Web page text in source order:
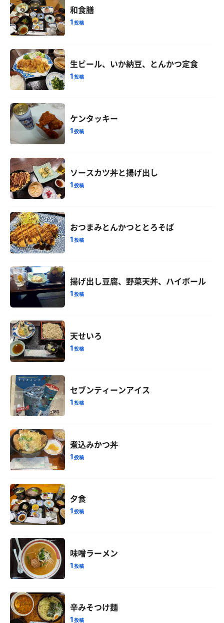
和食膳
1投稿
生ビール、いか納豆、とんかつ定食
1投稿
ケンタッキー
1投稿
ソースカツ丼と揚げ出し
1投稿
おつまみとんかつととろそば
1投稿
揚げ出し豆腐、野菜天丼、ハイボール
1投稿
天せいろ
1投稿
セブンティーンアイス
1投稿
煮込みかつ丼
1投稿
夕食
1投稿
味噌ラーメン
1投稿
辛みそつけ麺
1投稿